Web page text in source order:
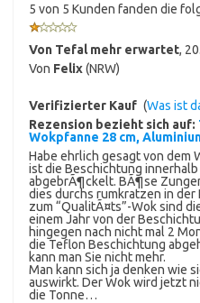
5 von 5 Kunden fanden die
Von Tefal mehr erwartet,
Von Felix(NRW)
Verifizierter Kauf (Was ist
Rezension bezieht sich auf:
Wokpfanne 28 cm,
Habe ehrlich gesagt von dem
ist die Beschichtung
abgebrÃ¶ckelt. BÃ¶se
dies durchs rumkratzen in der
zum “QualitÃ¤ts”-Wok sind
einem Jahr von der
hingegen nach nicht mal 2
die Teflon Beschichtung
kann man Sie nicht mehr.
Man kann sich ja denken wie
auswirkt. Der Wok wird jetzt
die Tonne…